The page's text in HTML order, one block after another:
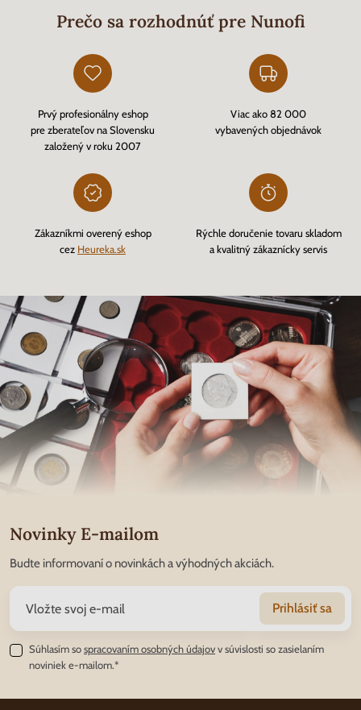
Prečo sa rozhodnúť pre Nunofi
Prvý profesionálny eshop
pre zberateľov na Slovensku
založený v roku 2007
Viac ako 82 000
vybavených objednávok
Zákazníkmi overený eshop
cez Heureka.sk
Rýchle doručenie tovaru skladom
a kvalitný zákaznícky servis
Novinky E-mailom
Budte informovaní o novinkách a výhodných akciách.
Prihlásiť sa
Súhlasím sospracovaním osobných údajovv súvislosti so zasielaním
noviniek e-mailom.*